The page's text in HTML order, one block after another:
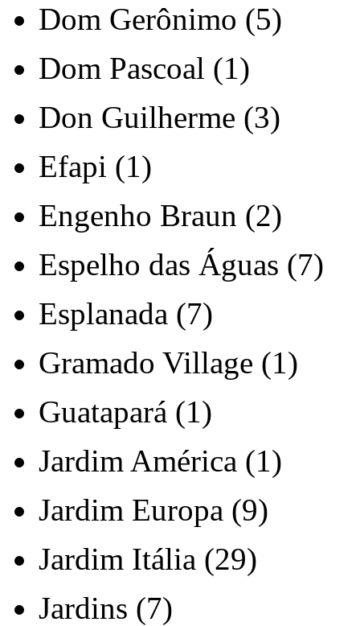
Dom Gerônimo (5)
Dom Pascoal (1)
Don Guilherme (3)
Efapi (1)
Engenho Braun (2)
Espelho das Águas (7)
Esplanada (7)
Gramado Village (1)
Guatapará (1)
Jardim América (1)
Jardim Europa (9)
Jardim Itália (29)
Jardins (7)